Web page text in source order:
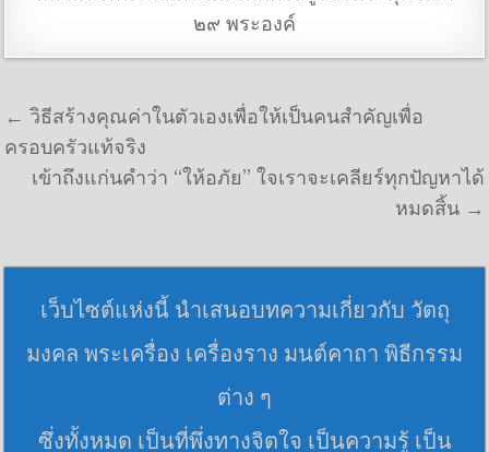
๒๙ พระองค์
แนะแนวเรื่อง
← วิธีสร้างคุณค่าในตัวเองเพื่อให้เป็นคนสำคัญเพื่อ
ครอบครัวแท้จริง
เข้าถึงแก่นคำว่า “ให้อภัย” ใจเราจะเคลียร์ทุกปัญหาได้
หมดสิ้น →
เว็บไซต์แห่งนี้ นำเสนอบทความเกี่ยวกับ วัตถุ
มงคล พระเครื่อง เครื่องราง มนต์คาถา พิธีกรรม
ต่าง ๆ
ซึ่งทั้งหมด เป็นที่พึ่งทางจิตใจ เป็นความรู้ เป็น